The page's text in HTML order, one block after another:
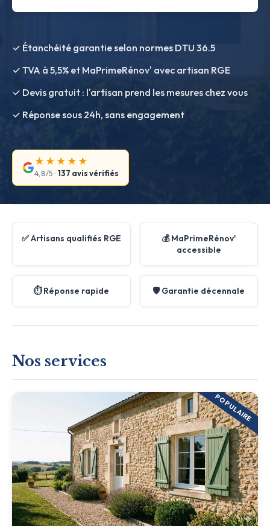
✓ Étanchéité garantie selon normes DTU 36.5
✓ TVA à 5,5% et MaPrimeRénov' avec artisan RGE
✓ Devis gratuit : l'artisan prend les mesures chez vous
✓ Réponse sous 24h, sans engagement
★★★★★
4,8/5 · 137 avis vérifiés
✅ Artisans qualifiés RGE
💰 MaPrimeRénov'
accessible
⏱️ Réponse rapide 🛡️ Garantie décennale
Nos services
POPULAIRE